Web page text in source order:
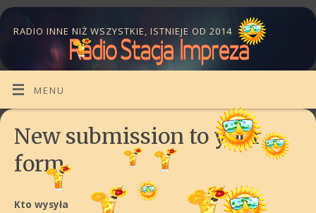
RADIO INNE NIŻ WSZYSTKIE, ISTNIEJE OD 2014
MENU
New submission to your
form
Kto wysyła